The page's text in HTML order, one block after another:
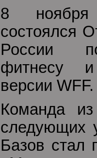
8 ноября
состоялся
России
фитнесу
версии WFF.
Команда
следующих
Базов стал